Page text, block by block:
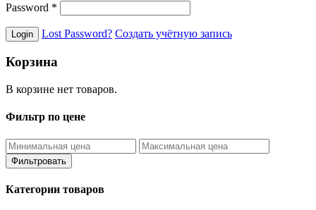
Password *
Lost Password? Создать учётную запись
Корзина
В корзине нет товаров.
Фильтр по цене
Фильтровать
Категории товаров